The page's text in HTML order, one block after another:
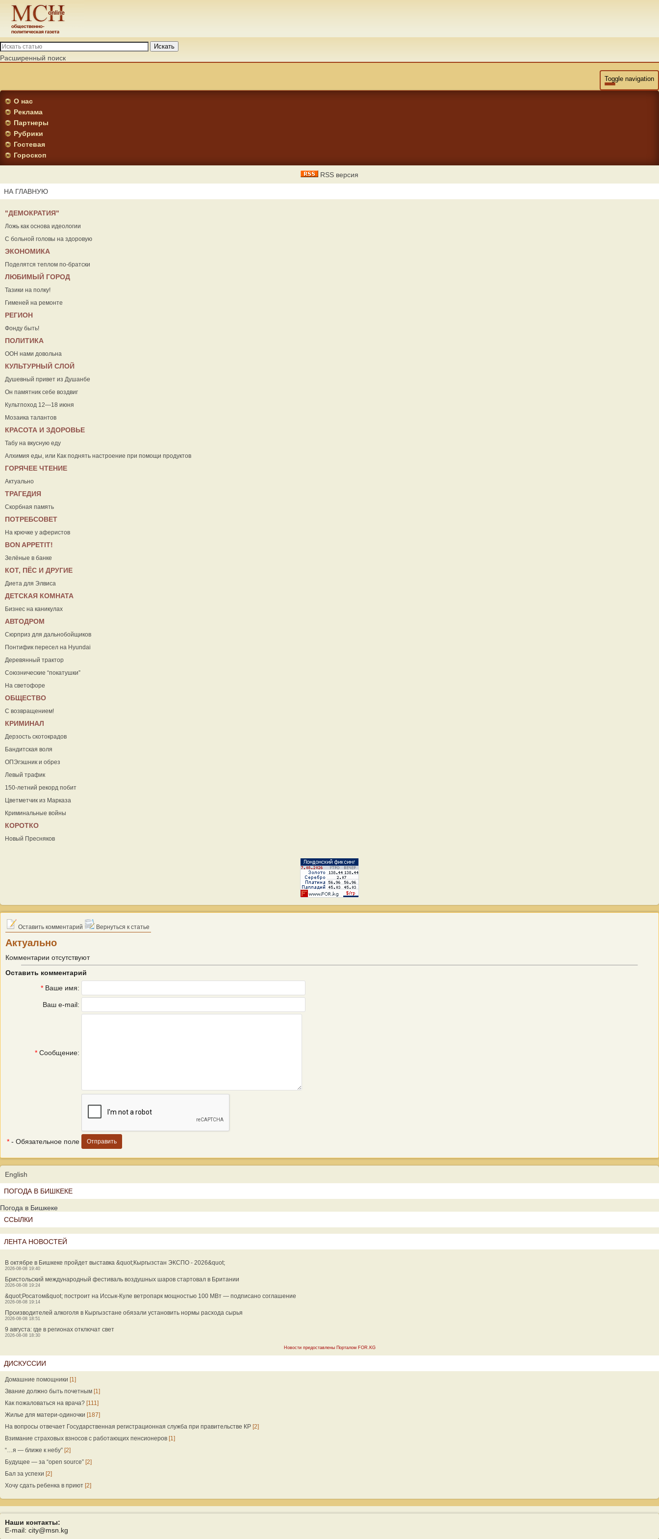
Искать
Расширенный поиск
Toggle navigation
О нас
Реклама
Партнеры
Рубрики
Гостевая
Гороскоп
RSS версия
НА ГЛАВНУЮ
"ДЕМОКРАТИЯ"
Ложь как основа идеологии
С больной головы на здоровую
ЭКОНОМИКА
Поделятся теплом по-братски
ЛЮБИМЫЙ ГОРОД
Тазики на полку!
Гименей на ремонте
РЕГИОН
Фонду быть!
ПОЛИТИКА
ООН нами довольна
КУЛЬТУРНЫЙ СЛОЙ
Душевный привет из Душанбе
Он памятник себе воздвиг
Культпоход 12—18 июня
Мозаика талантов
КРАСОТА И ЗДОРОВЬЕ
Табу на вкусную еду
Алхимия еды, или Как поднять настроение при помощи продуктов
ГОРЯЧЕЕ ЧТЕНИЕ
Актуально
ТРАГЕДИЯ
Скорбная память
ПОТРЕБСОВЕТ
На крючке у аферистов
ВON APPETIT!
Зелёные в банке
КОТ, ПЁС И ДРУГИЕ
Диета для Элвиса
ДЕТСКАЯ КОМНАТА
Бизнес на каникулах
АВТОДРОМ
Сюрприз для дальнобойщиков
Понтифик пересел на Hyundai
Деревянный трактор
Союзнические “покатушки”
На светофоре
ОБЩЕСТВО
С возвращением!
КРИМИНАЛ
Дерзость скотокрадов
Бандитская воля
ОПЭгэшник и обрез
Левый трафик
150-летний рекорд побит
Цветметчик из Марказа
Криминальные войны
КОРОТКО
Новый Пресняков
Оставить комментарий Вернуться к статье
Актуально
Комментарии отсутствуют
Оставить комментарий
* Ваше имя:
Ваш e-mail:
* Сообщение:
* - Обязательное поле
English
ПОГОДА В БИШКЕКЕ
Погода в Бишкеке
ССЫЛКИ
ЛЕНТА НОВОСТЕЙ
В октябре в Бишкеке пройдет выставка &quot;Кыргызстан ЭКСПО - 2026&quot;
2026-08-08 19:40
Бристольский международный фестиваль воздушных шаров стартовал в Британии
2026-08-08 19:24
&quot;Росатом&quot; построит на Иссык-Куле ветропарк мощностью 100 МВт — подписано соглашение
2026-08-08 19:14
Производителей алкоголя в Кыргызстане обязали установить нормы расхода сырья
2026-08-08 18:51
9 августа: где в регионах отключат свет
2026-08-08 18:30
Новости предоставлены Порталом FOR.KG
ДИСКУССИИ
Домашние помощники [1]
Звание должно быть почетным [1]
Как пожаловаться на врача? [111]
Жилье для матери-одиночки [187]
На вопросы отвечает Государственная регистрационная служба при правительстве КР [2]
Взимание страховых взносов с работающих пенсионеров [1]
“…я — ближе к небу” [2]
Будущее — за “open source” [2]
Бал за успехи [2]
Хочу сдать ребенка в приют [2]
Наши контакты:
E-mail: city@msn.kg